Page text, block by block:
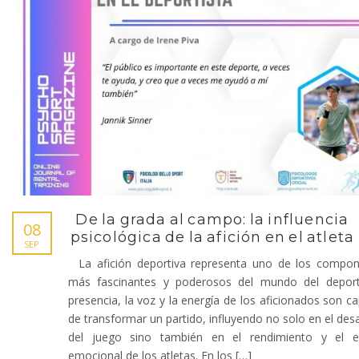
08
SEP
De la grada al campo: la influencia
psicológica de la afición en el atleta
La afición deportiva representa uno de los
más fascinantes y poderosos del mundo del
presencia, la voz y la energía de los aficionados son
de transformar un partido, influyendo no solo en el
del juego sino también en el rendimiento y el
emocional de los atletas. En los […]